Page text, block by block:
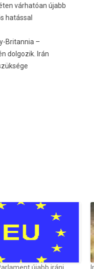
várhatóan újabb
hatással
Britannia –
dol­gozik. Irán